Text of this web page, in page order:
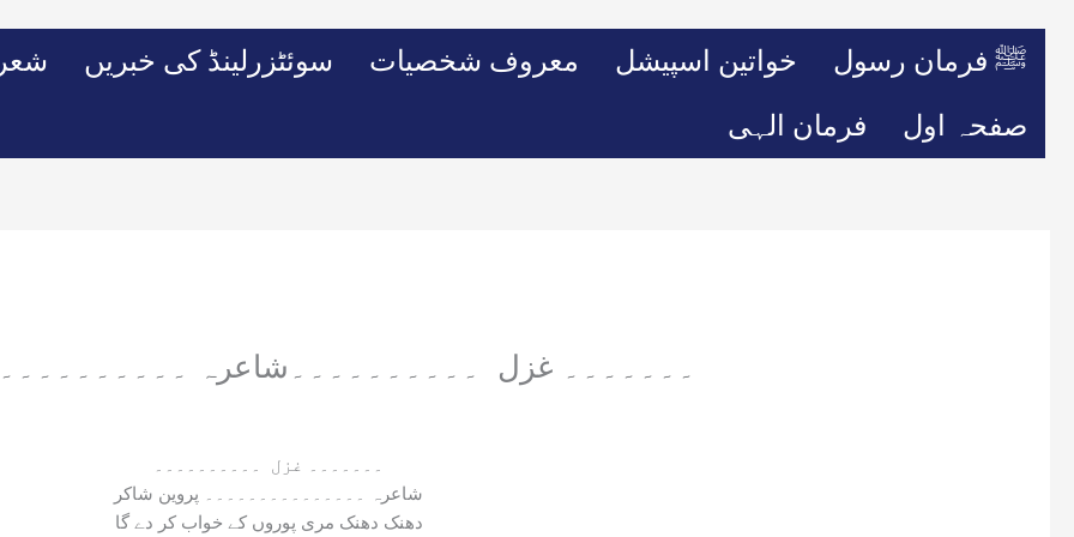
سوئٹزرلینڈ کی خبریں معروف شخصیات خواتین اسپیشل ﷺ فرمان رسول
فرمان الہی صفحہ اول
۔۔۔۔۔۔۔ غزل ۔۔۔۔۔۔۔۔۔۔شاعرہ ۔۔۔۔۔۔۔۔۔۔
۔۔۔۔۔۔۔ غزل ۔۔۔۔۔۔۔۔۔۔
شاعرہ ۔۔۔۔۔۔۔۔۔۔۔۔۔۔۔ پروین شاکر
دھنک دھنک مری پوروں کے خواب کر دے گا